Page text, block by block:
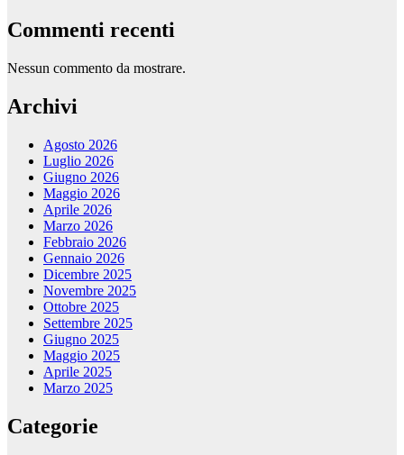
Commenti recenti
Nessun commento da mostrare.
Archivi
Agosto 2026
Luglio 2026
Giugno 2026
Maggio 2026
Aprile 2026
Marzo 2026
Febbraio 2026
Gennaio 2026
Dicembre 2025
Novembre 2025
Ottobre 2025
Settembre 2025
Giugno 2025
Maggio 2025
Aprile 2025
Marzo 2025
Categorie